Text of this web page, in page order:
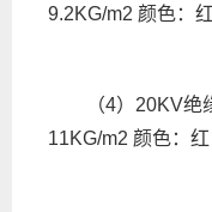
9.2KG/m2 颜色：
（4）20KV绝缘
11KG/m2 颜色：